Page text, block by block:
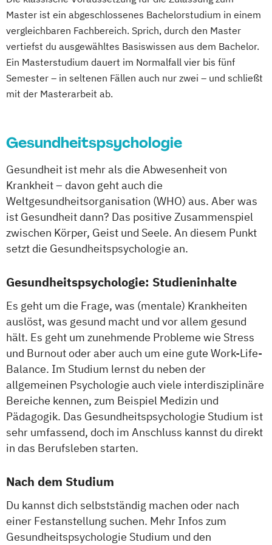
Pflege - duale Variante
Pflege- und Gesundheitsmanagement
Psychiatrische Pflege/Psychische
Gesundheit
Soziale Arbeit
Soziale Arbeit und Forschung
Förderung
Psychosoziale Hilfen für gesundheitlich
gefährdete
erkrankte und behinderte Menschen
Therapie- und Gesundheitsmanagement –
Fachrichtung Physiotherapie oder
Master ist ein abgeschlossenes Bachelorstudium in einem
vergleichbaren Fachbereich. Sprich, durch den Master
vertiefst du ausgewähltes Basiswissen aus dem Bachelor.
Ein Masterstudium dauert im Normalfall vier bis fünf
Semester – in seltenen Fällen auch nur zwei – und schließt
mit der Masterarbeit ab.
Gesundheitspsychologie
Gesundheit ist mehr als die Abwesenheit von
Krankheit – davon geht auch die
Weltgesundheitsorganisation (WHO) aus. Aber was
ist Gesundheit dann? Das positive Zusammenspiel
zwischen Körper, Geist und Seele. An diesem Punkt
setzt die Gesundheitspsychologie an.
Gesundheitspsychologie: Studieninhalte
Es geht um die Frage, was (mentale) Krankheiten
auslöst, was gesund macht und vor allem gesund
hält. Es geht um zunehmende Probleme wie Stress
und Burnout oder aber auch um eine gute Work-Life-
Balance. Im Studium lernst du neben der
allgemeinen Psychologie auch viele interdisziplinäre
Bereiche kennen, zum Beispiel Medizin und
Pädagogik. Das Gesundheitspsychologie Studium ist
sehr umfassend, doch im Anschluss kannst du direkt
in das Berufsleben starten.
Nach dem Studium
Du kannst dich selbstständig machen oder nach
einer Festanstellung suchen. Mehr Infos zum
Gesundheitspsychologie Studium und den